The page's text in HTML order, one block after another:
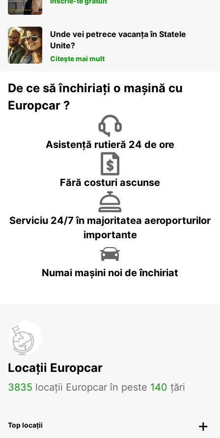
Unde vei petrece vacanța în Statele
Unite?
Citește mai mult
De ce să închiriați o mașină cu
Europcar ?
Asistență rutieră 24 de ore
Fără costuri ascunse
Serviciu 24/7 în majoritatea aeroporturilor
importante
Numai mașini noi de închiriat
Locații Europcar
3835 locații Europcar în peste 140 țări
Top locații